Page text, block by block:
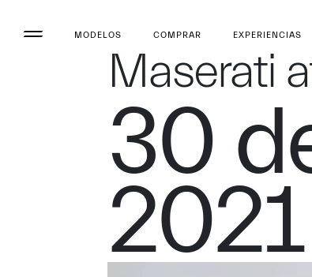
MODELOS COMPRAR EXPERIENCIAS
Maserati
30
2021